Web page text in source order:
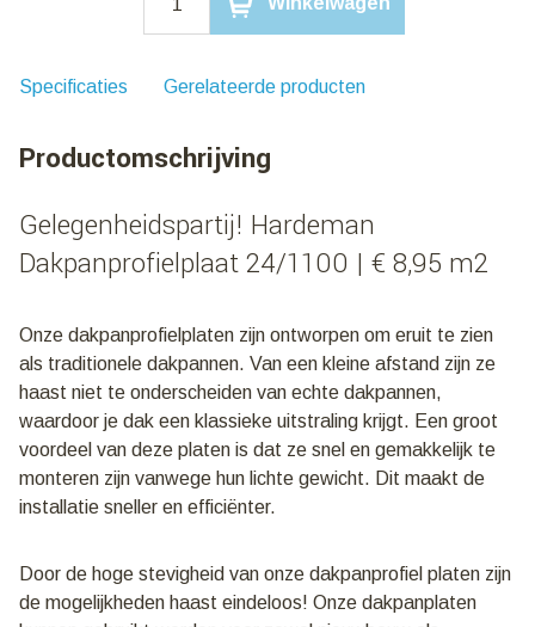
Hardeman
Dakpanprofielplaat
24/1100
8,95
per
20
stuks)
Specificaties Gerelateerde producten
Productomschrijving
Gelegenheidspartij! Hardeman
Dakpanprofielplaat 24/1100 | € 8,95 m2
Onze dakpanprofielplaten zijn ontworpen om eruit te zien
als traditionele dakpannen. Van een kleine afstand zijn ze
haast niet te onderscheiden van echte dakpannen,
waardoor je dak een klassieke uitstraling krijgt. Een groot
voordeel van deze platen is dat ze snel en gemakkelijk te
monteren zijn vanwege hun lichte gewicht. Dit maakt de
installatie sneller en efficiënter.
Door de hoge stevigheid van onze dakpanprofiel platen zijn
de mogelijkheden haast eindeloos! Onze dakpanplaten